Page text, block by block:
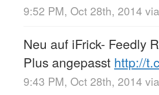
9:52 PM, Oct 28th, 2014 via
Neu auf iFrick- Feedly
Plus angepasst http://
9:43 PM, Oct 28th, 2014 via